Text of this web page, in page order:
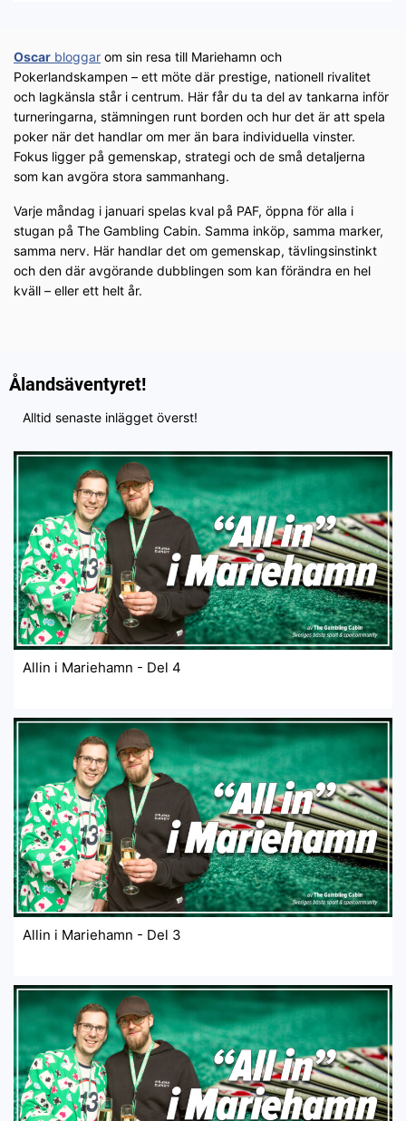
Oscar bloggar om sin resa till Mariehamn och
Pokerlandskampen – ett möte där prestige, nationell rivalitet
och lagkänsla står i centrum. Här får du ta del av tankarna inför
turneringarna, stämningen runt borden och hur det är att spela
poker när det handlar om mer än bara individuella vinster.
Fokus ligger på gemenskap, strategi och de små detaljerna
som kan avgöra stora sammanhang.
Varje måndag i januari spelas kval på PAF, öppna för alla i
stugan på The Gambling Cabin. Samma inköp, samma marker,
samma nerv. Här handlar det om gemenskap, tävlingsinstinkt
och den där avgörande dubblingen som kan förändra en hel
kväll – eller ett helt år.
Ålandsäventyret!
Alltid senaste inlägget överst!
Allin i Mariehamn - Del 4
Allin i Mariehamn - Del 3